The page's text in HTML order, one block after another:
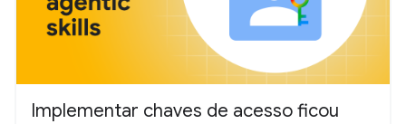
Implementar chaves de acesso ficou